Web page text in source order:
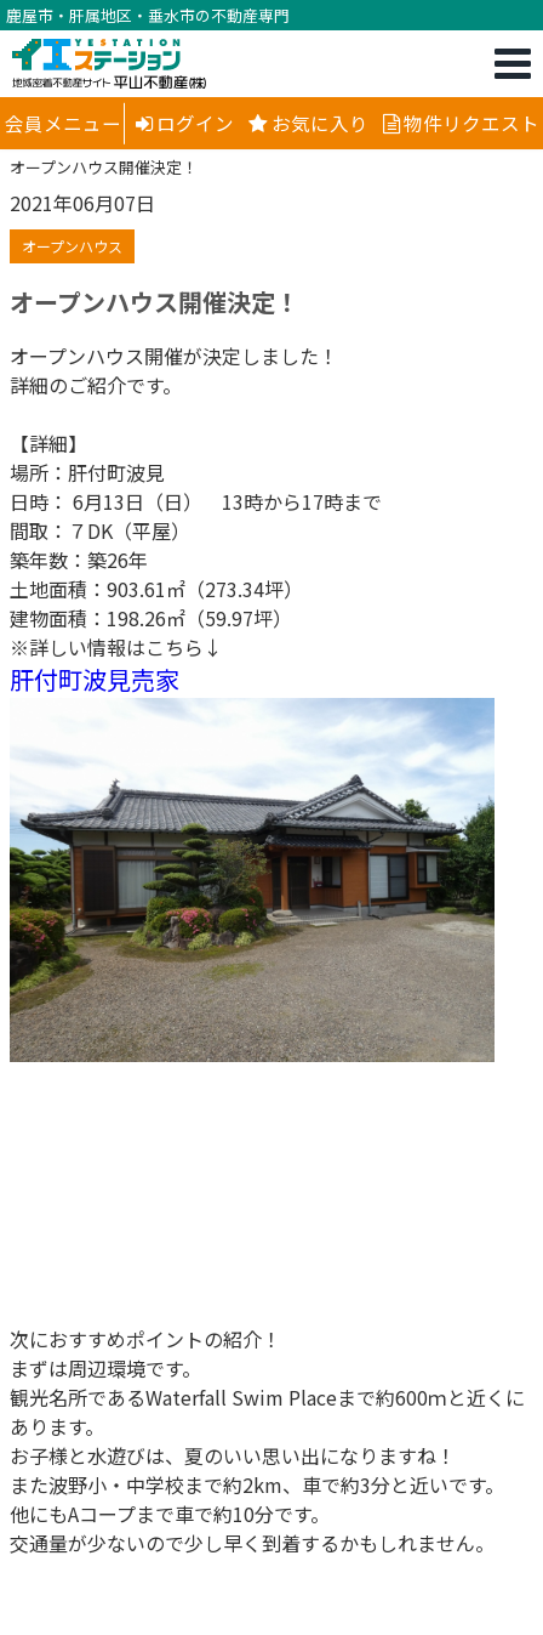
鹿屋市・肝属地区・垂水市の不動産専門
会員メニュー ログイン お気に入り 物件リクエスト
オープンハウス開催決定！
2021年06月07日
オープンハウス
オープンハウス開催決定！
オープンハウス開催が決定しました！
詳細のご紹介です。
【詳細】
場所：肝付町波見
日時： 6月13日（日） 13時から17時まで
間取：７DK（平屋）
築年数：築26年
土地面積：903.61㎡（273.34坪）
建物面積：198.26㎡（59.97坪）
※詳しい情報はこちら↓
肝付町波見売家
次におすすめポイントの紹介！
まずは周辺環境です。
観光名所であるWaterfall Swim Placeまで約600ｍと近くに
あります。
お子様と水遊びは、夏のいい思い出になりますね！
また波野小・中学校まで約2km、車で約3分と近いです。
他にもAコープまで車で約10分です。
交通量が少ないので少し早く到着するかもしれません。